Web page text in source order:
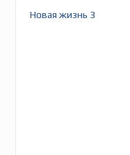
Новая жизнь 3